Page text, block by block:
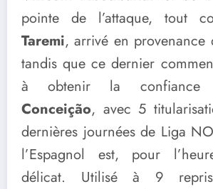
pointe de l’attaque, tout
Taremi, arrivé en provenance
tandis que ce dernier
à obtenir la
Conceição, avec 5
dernières journées de Liga
l’Espagnol est, pour
délicat. Utilisé à 9